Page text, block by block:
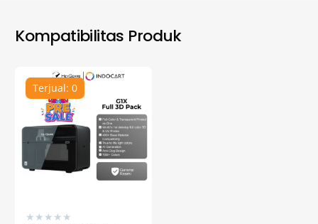
Kompatibilitas Produk
Terjual: 0
★ ★ ★ ★ ★